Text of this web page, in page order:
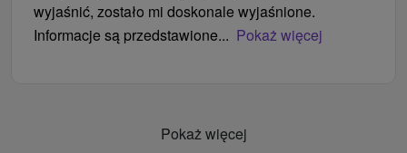
wyjaśnić, zostało mi doskonale wyjaśnione.
Informacje są przedstawione... Pokaż więcej
Pokaż więcej